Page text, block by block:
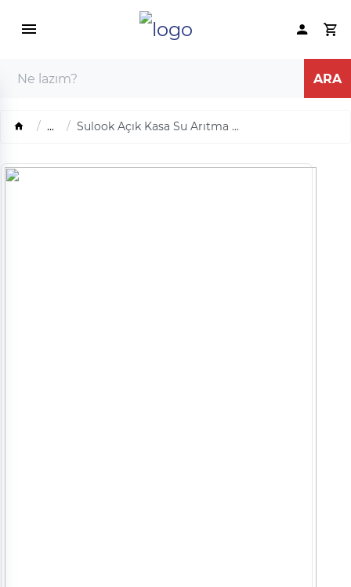
... Sulook Açık Kasa Su Arıtma ...